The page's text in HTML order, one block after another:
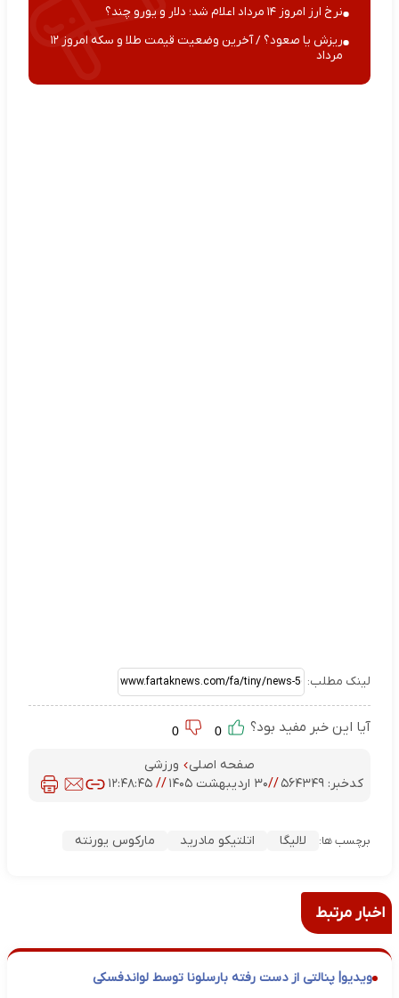
نرخ ارز امروز ۱۴ مرداد اعلام شد؛ دلار و یورو چند؟
ریزش یا صعود؟ / آخرین وضعیت قیمت طلا و سکه امروز ۱۲
مرداد
لینک مطلب:
آیا این خبر مفید بود؟
صفحه اصلی
ورزشی
کدخبر: ۵۶۴۳۴۹ //۳۰ اردیبهشت ۱۴۰۵ // ۱۲:۴۸:۴۵
برچسب ها: لالیگا اتلتیکو مادرید مارکوس یورنته
اخبار مرتبط
ویدیو| پنالتی از دست رفته بارسلونا توسط لواندفسکی